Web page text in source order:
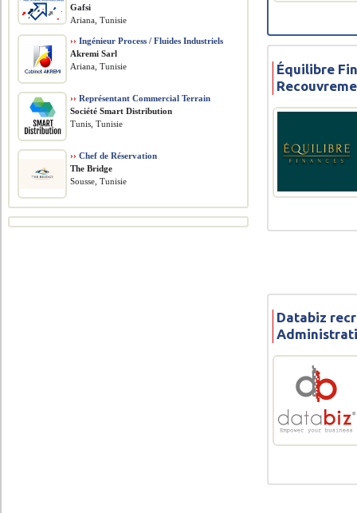
Équilibre
Databiz
Gafsi
Ariana, Tunisie
›› Ingénieur Process / Fluides Industriels
Akremi Sarl
Ariana, Tunisie
›› Représentant Commercial Terrain
Société Smart Distribution
Tunis, Tunisie
›› Chef de Réservation
The Bridge
Sousse, Tunisie